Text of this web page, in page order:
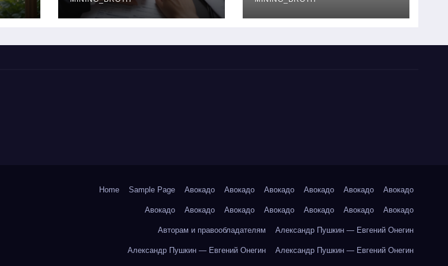
ставки и
требования к
руководство
Home Sample Page Авокадо Авокадо Авокадо Авокадо Авокадо Авокадо
Авокадо Авокадо Авокадо Авокадо Авокадо Авокадо Авокадо
Авторам и правообладателям Александр Пушкин — Евгений Онегин
Александр Пушкин — Евгений Онегин Александр Пушкин — Евгений Онегин